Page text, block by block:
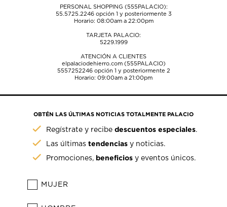
PERSONAL SHOPPING (555PALACIO):
55.5725.2246opción 1 y posteriormente 3
Horario: 08:00am a 22:00pm
TARJETA PALACIO:
5229.1999
ATENCIÓN A CLIENTES
elpalaciodehierro.com (555PALACIO)
5557252246opción 1 y posteriormente 2
Horario: 09:00am a 21:00pm
OBTÉN LAS ÚLTIMAS NOTICIAS TOTALMENTE PALACIO
Regístrate y recibedescuentos especiales.
Las últimastendencias y noticias.
Promociones, beneficios y eventos únicos.
MUJER